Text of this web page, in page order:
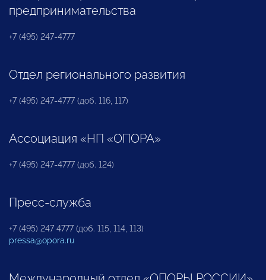
предпринимательства
+7 (495) 247-4777
Отдел регионального развития
+7 (495) 247-4777 (доб. 116, 117)
Ассоциация «НП «ОПОРА»
+7 (495) 247-4777 (доб. 124)
Пресс-служба
+7 (495) 247 4777 (доб. 115, 114, 113)
pressa@opora.ru